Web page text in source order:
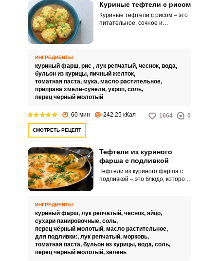
Куриные тефтели с рисом
Куриные тефтели с рисом – это
питательное, сочное и
ИНГРЕДИЕНТЫ
куриный фарш, рис , лук репчатый, чеснок, вода,
бульон из курицы, яичный желток,
томатная паста, мука, масло растительное,
приправа хмели-сунели, укроп, соль,
перец чёрный молотый
60 мин 242.25 кКал 1664 0
СМОТРЕТЬ РЕЦЕПТ
Тефтели из куриного
фарша с подливкой
Тефтели из куриного фарша с
подливкой – это блюдо, которое
(тефтели), которые затем
обжариваются до золотистой
корочки. После этого они
тушатся в подливке,
приготовленной из лука,
моркови, томатной пасты,
куриного бульона и воды.
ИНГРЕДИЕНТЫ
куриный фарш, лук репчатый, чеснок, яйцо,
сухари панировочные, соль,
перец чёрный молотый, масло растительное,
для подливки:, лук репчатый, морковь,
томатная паста, бульон из курицы, вода, соль,
перец чёрный молотый, зелень